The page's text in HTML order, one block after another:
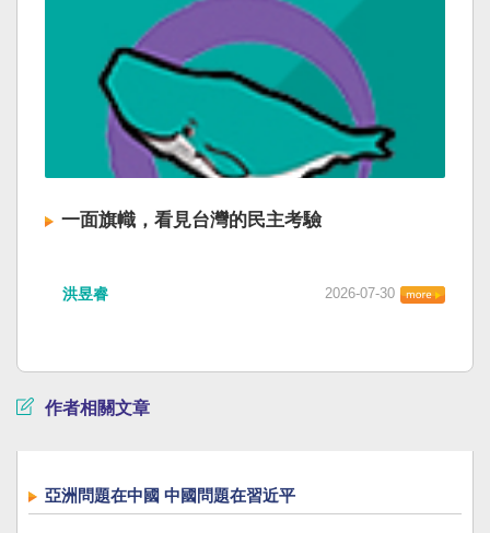
一面旗幟，看見台灣的民主考驗
洪昱睿 2026-07-30
作者相關文章
亞洲問題在中國 中國問題在習近平